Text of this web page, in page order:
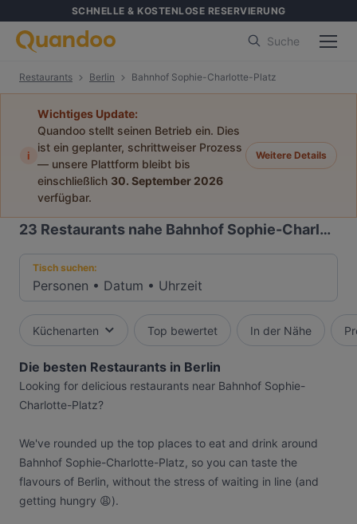
SCHNELLE & KOSTENLOSE RESERVIERUNG
Suche
Restaurants Berlin Bahnhof Sophie-Charlotte-Platz
i
Wichtiges Update:
Quandoo stellt seinen Betrieb ein. Dies
ist ein geplanter, schrittweiser Prozess
— unsere Plattform bleibt bis
einschließlich 30. September 2026
verfügbar.
Weitere Details
23 Restaurants nahe Bahnhof Sophie-Charlotte-Platz
Tisch suchen:
Personen • Datum • Uhrzeit
Küchenarten Top bewertet In der Nähe
Die besten Restaurants in Berlin
Looking for delicious restaurants near Bahnhof Sophie-
Charlotte-Platz?
We've rounded up the top places to eat and drink around
Bahnhof Sophie-Charlotte-Platz, so you can taste the
flavours of Berlin, without the stress of waiting in line (and
getting hungry 😩).